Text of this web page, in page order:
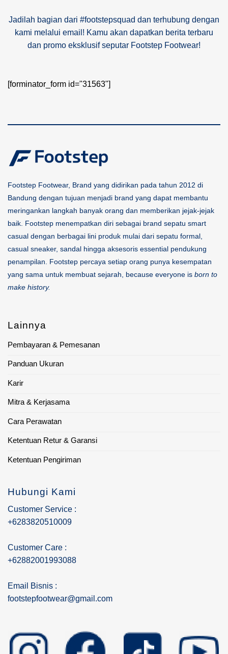
Jadilah bagian dari #footstepsquad dan terhubung dengan
kami melalui email! Kamu akan dapatkan berita terbaru
dan promo eksklusif seputar Footstep Footwear!
[forminator_form id="31563"]
Footstep Footwear, Brand yang didirikan pada tahun 2012 di
Bandung dengan tujuan menjadi brand yang dapat membantu
meringankan langkah banyak orang dan memberikan jejak-jejak
baik. Footstep menempatkan diri sebagai brand sepatu smart
casual dengan berbagai lini produk mulai dari sepatu formal,
casual sneaker, sandal hingga aksesoris essential pendukung
penampilan. Footstep percaya setiap orang punya kesempatan
yang sama untuk membuat sejarah, because everyone is born to
make history.
Lainnya
Pembayaran & Pemesanan
Panduan Ukuran
Karir
Mitra & Kerjasama
Cara Perawatan
Ketentuan Retur & Garansi
Ketentuan Pengiriman
Hubungi Kami
Customer Service :
+6283820510009
Customer Care :
+62882001993088
Email Bisnis :
footstepfootwear@gmail.com